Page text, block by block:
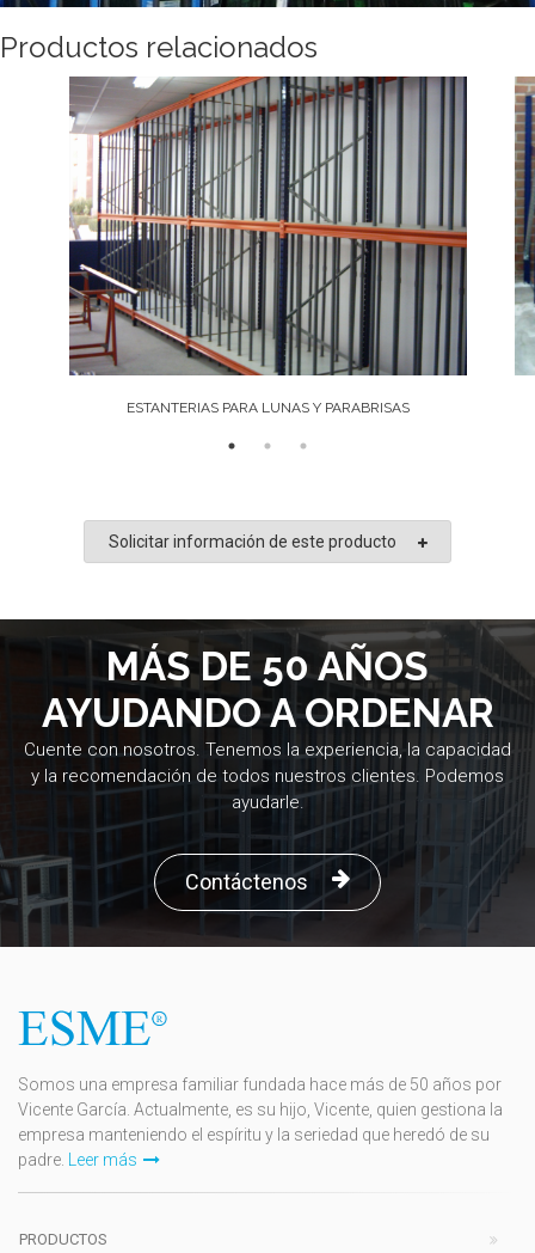
Productos relacionados
ESTANTERIAS PARA LUNAS Y PARABRISAS
Solicitar información de este producto
MÁS DE 50 AÑOS
AYUDANDO A ORDENAR
Cuente con nosotros. Tenemos la experiencia, la capacidad
y la recomendación de todos nuestros clientes. Podemos
ayudarle.
Contáctenos
Somos una empresa familiar fundada hace más de 50 años por
Vicente García. Actualmente, es su hijo, Vicente, quien gestiona la
empresa manteniendo el espíritu y la seriedad que heredó de su
padre.
Leer más
PRODUCTOS